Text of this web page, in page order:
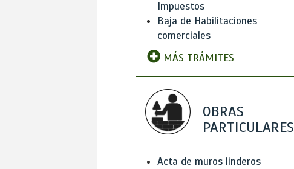
Impuestos
Baja de Habilitaciones
comerciales
MÁS TRÁMITES
OBRAS
PARTICULARES
Acta de muros linderos